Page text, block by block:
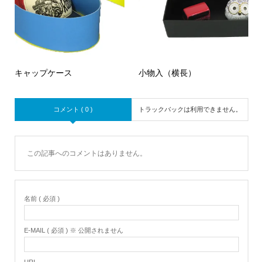
キャップケース 小物入（横長）
コメント ( 0 ) トラックバックは利用できません。
この記事へのコメントはありません。
名前 ( 必須 )
E-MAIL ( 必須 ) ※ 公開されません